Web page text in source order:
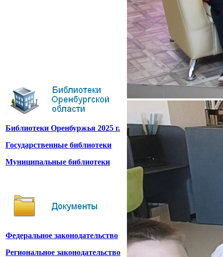
Библиотеки Оренбуржья 2025 г.
Государственные библиотеки
Муниципальные библиотеки
Федеральное законодательство
Региональное законодательство